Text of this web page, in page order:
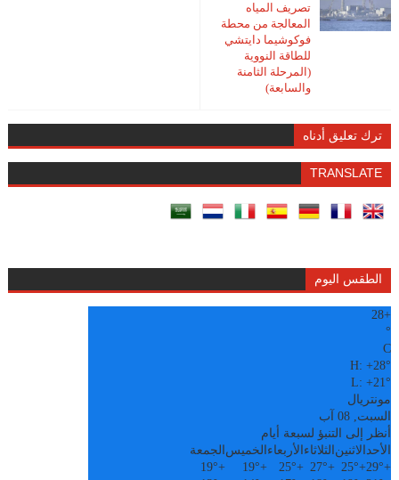
تصريف المياه
المعالجة من محطة
فوكوشيما دايتشي
للطاقة النووية
(المرحلة الثامنة
والسابعة)
ترك تعليق أدناه
TRANSLATE
الطقس اليوم
+
28
°
C
H:+28°
L:+21°
مونتريال
السبت, 08 آب
أنظر إلى التنبؤ لسبعة أيام
الأحدالاثنين الثلاثاء الأربعاء الخميس الجمعة
+
29°
+
25°
+
27°
+
25°
+
19°
+
19°